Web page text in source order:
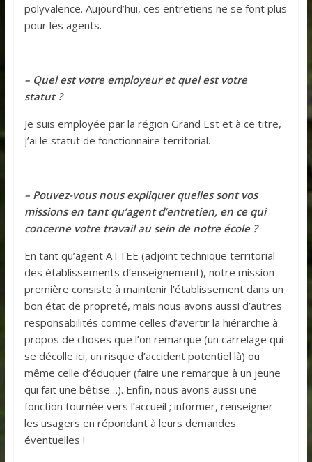
polyvalence. Aujourd’hui, ces entretiens ne se font plus
pour les agents.
– Quel est votre employeur et quel est votre
statut ?
Je suis employée par la région Grand Est et à ce titre,
j’ai le statut de fonctionnaire territorial.
– Pouvez-vous nous expliquer quelles sont vos
missions en tant qu’agent d’entretien, en ce qui
concerne votre travail au sein de notre école ?
En tant qu’agent ATTEE (adjoint technique territorial
des établissements d’enseignement), notre mission
première consiste à maintenir l’établissement dans un
bon état de propreté, mais nous avons aussi d’autres
responsabilités comme celles d’avertir la hiérarchie à
propos de choses que l’on remarque (un carrelage qui
se décolle ici, un risque d’accident potentiel là) ou
même celle d’éduquer (faire une remarque à un jeune
qui fait une bêtise…). Enfin, nous avons aussi une
fonction tournée vers l’accueil ; informer, renseigner
les usagers en répondant à leurs demandes
éventuelles !